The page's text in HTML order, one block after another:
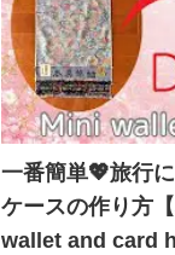
一番簡単💖旅行
ケースの作り方
wallet and card